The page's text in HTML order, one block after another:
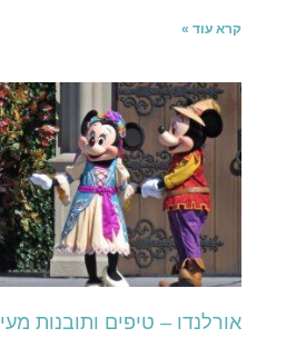
קרא עוד »
אורלנדו – טיפים ותובנות